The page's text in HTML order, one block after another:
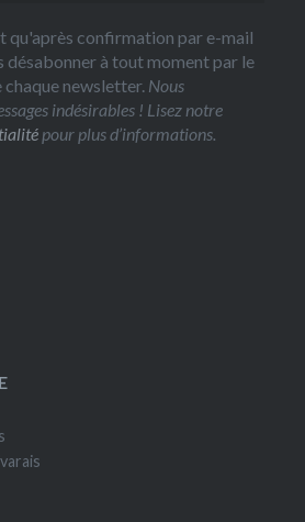
qu'après confirmation par e-mail
désabonner à tout moment par le
chaque newsletter. Nous
indésirables ! Lisez notre
pour plus d’informations.